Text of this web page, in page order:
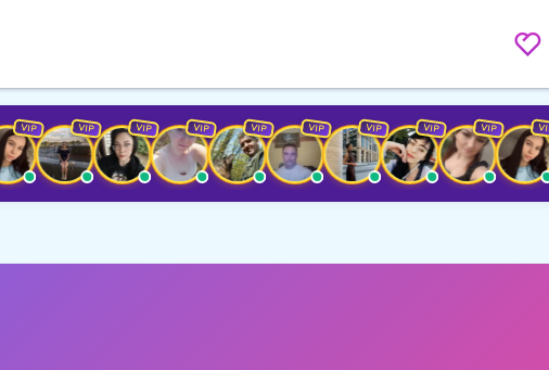
VIP VIP VIP VIP VIP VIP VIP VIP VIP